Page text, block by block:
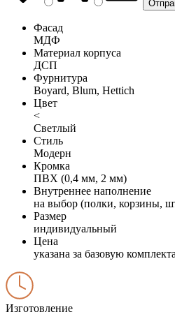
Фасад
МДФ
Материал корпуса
ДСП
Фурнитура
Boyard, Blum, Hettich
Цвет
<
Светлый
Стиль
Модерн
Кромка
ПВХ (0,4 мм, 2 мм)
Внутреннее наполнение
на выбор (полки, корзины,
Размер
индивидуальный
Цена
указана за базовую
Изготовление